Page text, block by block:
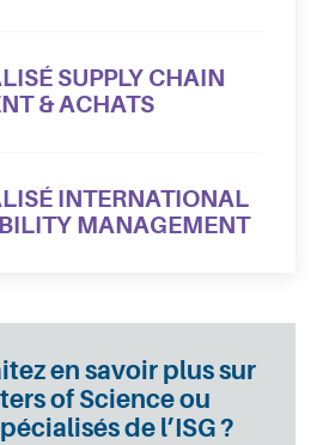
SUPPLY CHAIN
& ACHATS
INTERNATIONAL
MANAGEMENT
en savoir plus sur
of Science ou
de l’ISG ?